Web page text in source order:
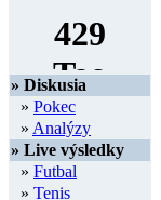
» Diskusia
» Pokec
» Analýzy
» Live výsledky
» Futbal
» Tenis